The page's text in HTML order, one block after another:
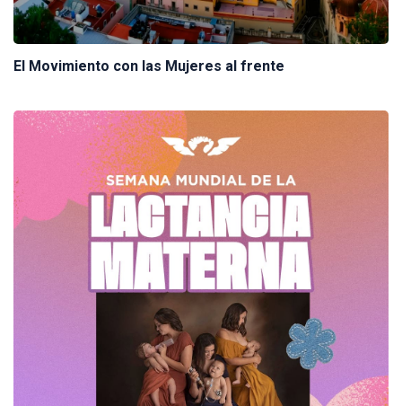
El Movimiento con las Mujeres al frente